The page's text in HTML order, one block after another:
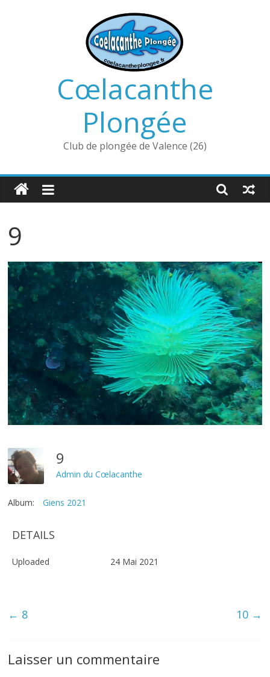
Cœlacanthe
Plongée
Club de plongée de Valence (26)
9
9
Admin du Cœlacanthe
Album: Giens 2021
DETAILS
Uploaded 24 Mai 2021
← 8 10 →
Laisser un commentaire